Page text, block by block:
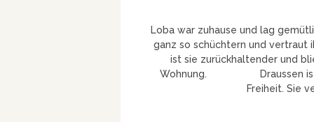
Loba war zuhause und lag
ganz so schüchtern und vertraut
ist sie zurückhaltender und
Wohnung. Draussen ist sie
Freiheit. Sie